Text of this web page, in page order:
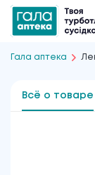
Гала аптека
Всё о товаре